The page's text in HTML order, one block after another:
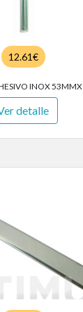
12.61€
INOX
detalle